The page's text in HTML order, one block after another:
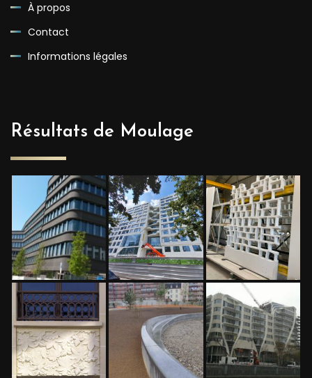
À propos
Contact
Informations légales
Résultats de Moulage